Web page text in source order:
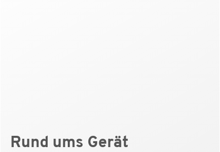
Rund ums Gerät